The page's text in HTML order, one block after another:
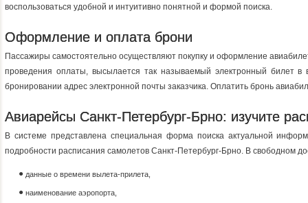
воспользоваться удобной и интуитивно понятной и формой поиска.
Оформление и оплата брони
Пассажиры самостоятельно осуществляют покупку и оформление
проведения оплаты, высылается так называемый электронный билет
бронировании адрес электронной почты заказчика. Оплатить бронь
Авиарейсы Санкт-Петербург-Брно: изучите
В системе представлена специальная форма поиска актуальной
подробности расписания самолетов Санкт-Петербург-Брно. В свободном
данные о времени вылета-прилета,
наименование аэропорта,